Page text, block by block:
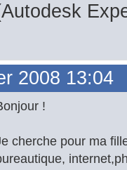
2008 13:04
!
cherche pour ma